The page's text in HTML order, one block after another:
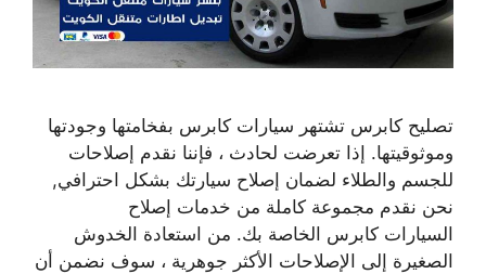
تصليح كابرس تشتهر سيارات كابرس بفخامتها وجودتها
وموثوقيتها. إذا تعرضت لحادث ، فإننا نقدم إصلاحات
للجسم والطلاء لضمان إصلاح سيارتك بشكل احترافي,
نحن نقدم مجموعة كاملة من خدمات إصلاح
السيارات كابرس الخاصة بك. من استعادة الخدوش
الصغيرة إلى الإصلاحات الأكثر جوهرية ، سوف نضمن أن